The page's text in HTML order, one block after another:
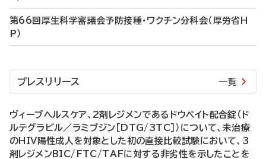
第66回厚生科学審議会予防接種・ワクチン分科会（厚労省H
P）
プレスリリース 一覧
ヴィーブヘルスケア、2剤レジメンであるドウベイト配合錠（ド
ルテグラビル／ラミブジン［DTG/3TC］）について、未治療
のHIV陽性成人を対象とした初の直接比較試験において、3
剤レジメンBIC/FTC/TAFに対する非劣性を示したことを